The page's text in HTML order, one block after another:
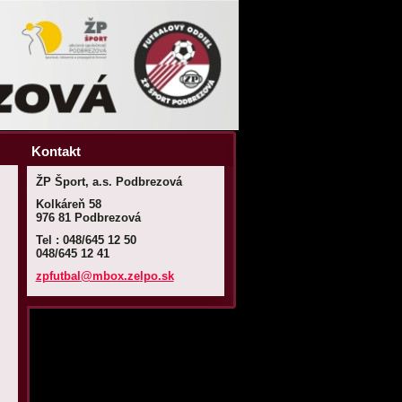
Kontakt
ŽP Šport, a.s. Podbrezová
Kolkáreň 58
976 81 Podbrezová
Tel : 048/645 12 50
048/645 12 41
zpfutbal @mbox.zelpo.sk